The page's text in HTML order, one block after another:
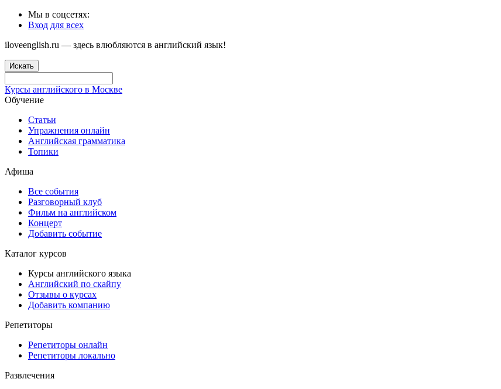
Мы в соцсетях:
Вход для всех
iloveenglish.ru — здесь влюбляются в английский язык!
Искать
Курсы английского в Москве
Обучение
Статьи
Упражнения онлайн
Английская грамматика
Топики
Афиша
Все события
Разговорный клуб
Фильм на английском
Концерт
Добавить событие
Каталог курсов
Курсы английского языка
Английский по скайпу
Отзывы о курсах
Добавить компанию
Репетиторы
Репетиторы онлайн
Репетиторы локально
Развлечения